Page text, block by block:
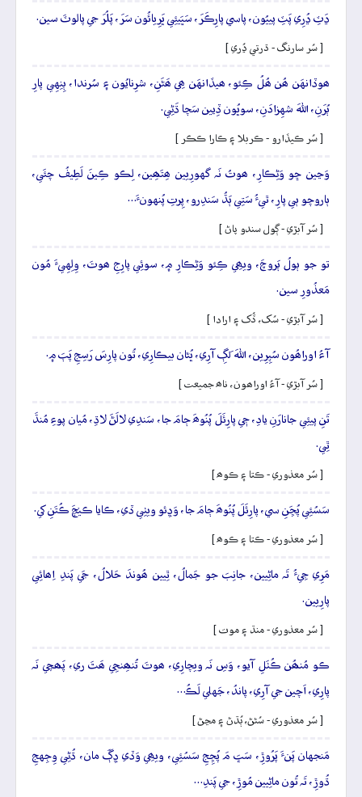
ڍَٽِ ڍُرِي پَٽِ پييُون، پاسي پارِڪَرَ، سَڀَيئِي ڀَرِيائُون سَرَ، پَلُرَ جي پالوٽَ سين.
[ سُر سارنگ - ڌرتي ڍُري ]
ھوڏانهَن ھُن ھُلُ ڪِئو، ھيڏانهَن ھِي ھَڻَنِ، شرِنايُون ۽ سُرندا، ٻِنِهِي پارِ
ٻُرَنِ، اللهَ شهِزادَنِ، سوڀُون ڏِيين سَچا ڌَڻِي.
[ سُر ڪيڏارو - ڪربلا ۽ ڪارا ڪڪر ]
وَڃين ڇو وَڻِڪارِ، ھوتُ نَہ گهورِيين ھِتَھِين، لِڪو ڪِينَ لَطِيفُ چئَي،
ٻاروچو ٻي پارِ، ٿيءُ سَتِي ٻَڌُ سَندِرو، پِرتِ پُنهونءَ…
[ سُر آبڙي - ڳول سندو پاڻ ]
تو جو ٻولُ ٻَروچَ، ويھِي ڪِئو وَڻِڪارِ ۾، سوئِي پارِجِ ھوتَ، وِلِهِيءَ مُون
مَعذُورِ سين.
[ سُر آبڙي - سُک، ڏُک ۽ ارادا ]
آءُ اوراھُون سُپِرِين، اللهَ لَڳِ آرِي، ڀُڻان بيڪارِي، تُون پارِسَ رَسِجِ پَٻَ ۾.
[ سُر آبڙي - آءُ اوراھون، ناھ جميعت ]
تَنِ پيئِي جانارَنِ يادِ، جٖي پارِئَلَ پُنُوھَ ڄامَ جا، سَندِي لالَڻَ لاڌِ، مُيان پوءِ مُنڌَ
ٿِي.
[ سُر معذوري - ڪتا ۽ ڪوھ ]
سَسُئِي پُڇَنِ سي، پارِئَلَ پُنُوھَ ڄامَ جا، وَڍِئو ويٺِي ڏي، ڪايا ڪيۡچَ ڪُتَنِ کي.
[ سُر معذوري - ڪتا ۽ ڪوھ ]
مَرِي جِيءُ تَہ ماڻِيين، جانِبَ جو جَمالُ، ٿِيين ھُوندَ حَلالُ، جَي پَندِ اِھائِي
پارِيين.
[ سُر معذوري - منڌ ۽ موت ]
ڪو مُنھُن ڪُٺَلِ آيو، وَسِ نَہ ويچارِي، ھوتَ تُنھِنجِي ھَٿَ ري، پَھچي نَہ
پارِي، اَچين جي آرِي، پاندُ، جَهلي لَڪُ…
[ سُر معذوري - سُڻڻ، ٻُڌڻ ۽ مڃڻ ]
مَنجهان پَنءَ پَرُوڙِ، سَڀَ مَ پُڇِجِ سَسُئِي، ويھِي وَڏي ڍِڳَ مان، ڌُڻِي وِجِهجِ
ڌُوڙِ، تَہ تُون ماڻِيين مُوڙِ، جي پَندِ…